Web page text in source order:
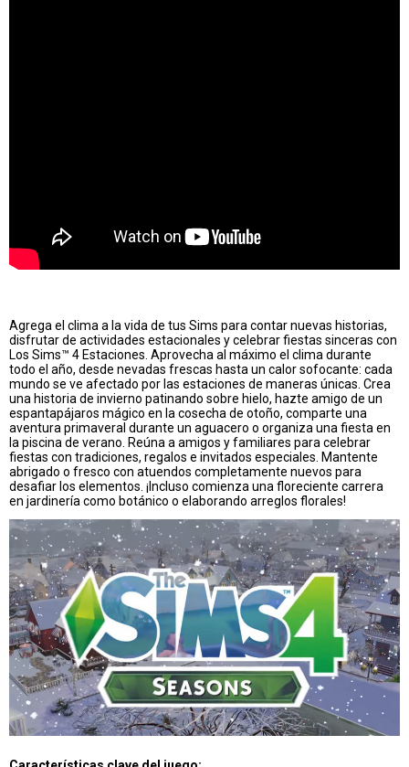
Agrega el clima a la vida de tus Sims para contar nuevas historias,
disfrutar de actividades estacionales y celebrar fiestas sinceras con
Los Sims™ 4 Estaciones. Aprovecha al máximo el clima durante
todo el año, desde nevadas frescas hasta un calor sofocante: cada
mundo se ve afectado por las estaciones de maneras únicas. Crea
una historia de invierno patinando sobre hielo, hazte amigo de un
espantapájaros mágico en la cosecha de otoño, comparte una
aventura primaveral durante un aguacero o organiza una fiesta en
la piscina de verano. Reúna a amigos y familiares para celebrar
fiestas con tradiciones, regalos e invitados especiales. Mantente
abrigado o fresco con atuendos completamente nuevos para
desafiar los elementos. ¡Incluso comienza una floreciente carrera
en jardinería como botánico o elaborando arreglos florales!